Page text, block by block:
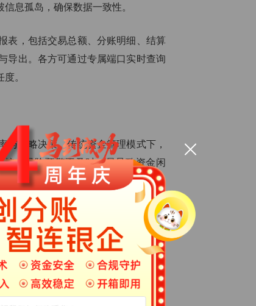
息孤岛，确保数据一致性。
表，包括交易总额、分账明细、结算
导出。各方可通过专属端口实时查询
。
与战略决策。传统资金管理模式下，
、风险预警不及时，易导致资金闲
建全流程资金管控体系，实现资金管
况、各渠道资金流入流出、各方账户
渠道、主体、场景等多维度筛选查